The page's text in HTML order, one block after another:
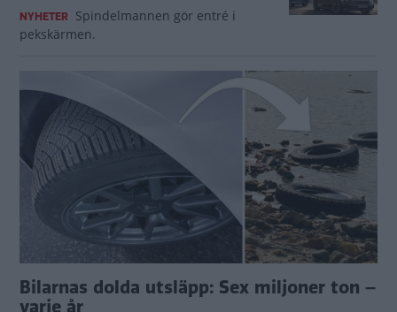
NYHETER Spindelmannen gör entré i
pekskärmen.
Bilarnas dolda utsläpp: Sex miljoner ton –